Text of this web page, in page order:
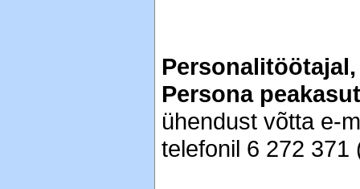
Persona
ühendust võtta e-
telefonil 6 272 371